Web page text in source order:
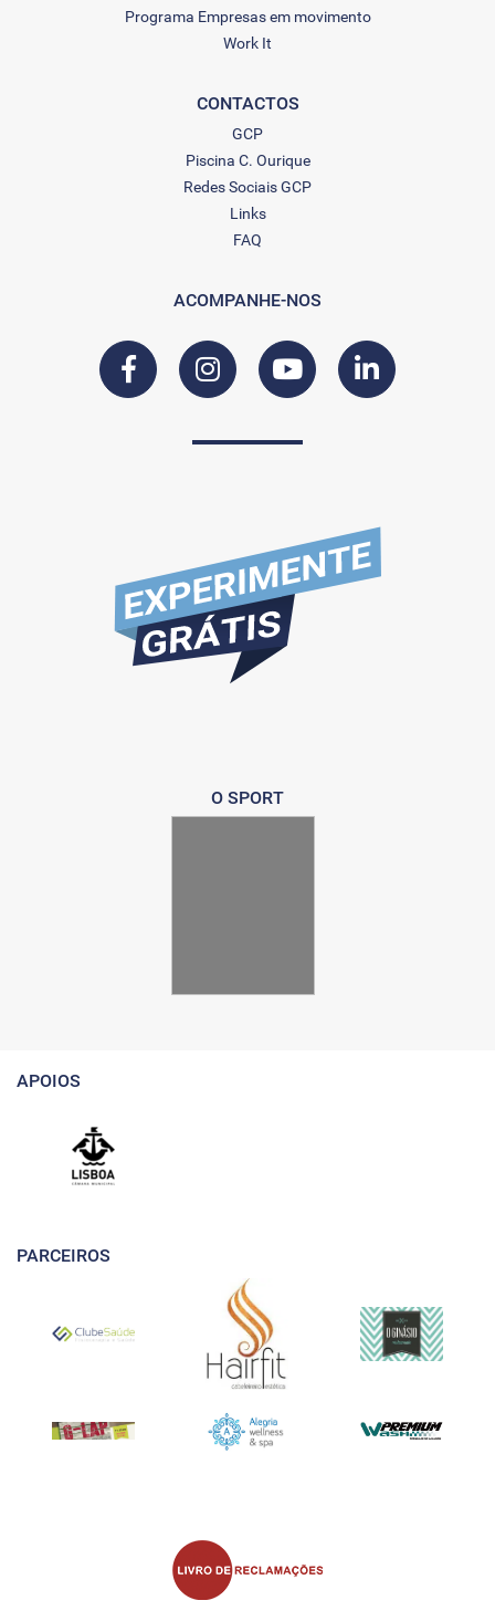
Programa Empresas em movimento
Work It
CONTACTOS
GCP
Piscina C. Ourique
Redes Sociais GCP
Links
FAQ
ACOMPANHE-NOS
O SPORT
APOIOS
PARCEIROS